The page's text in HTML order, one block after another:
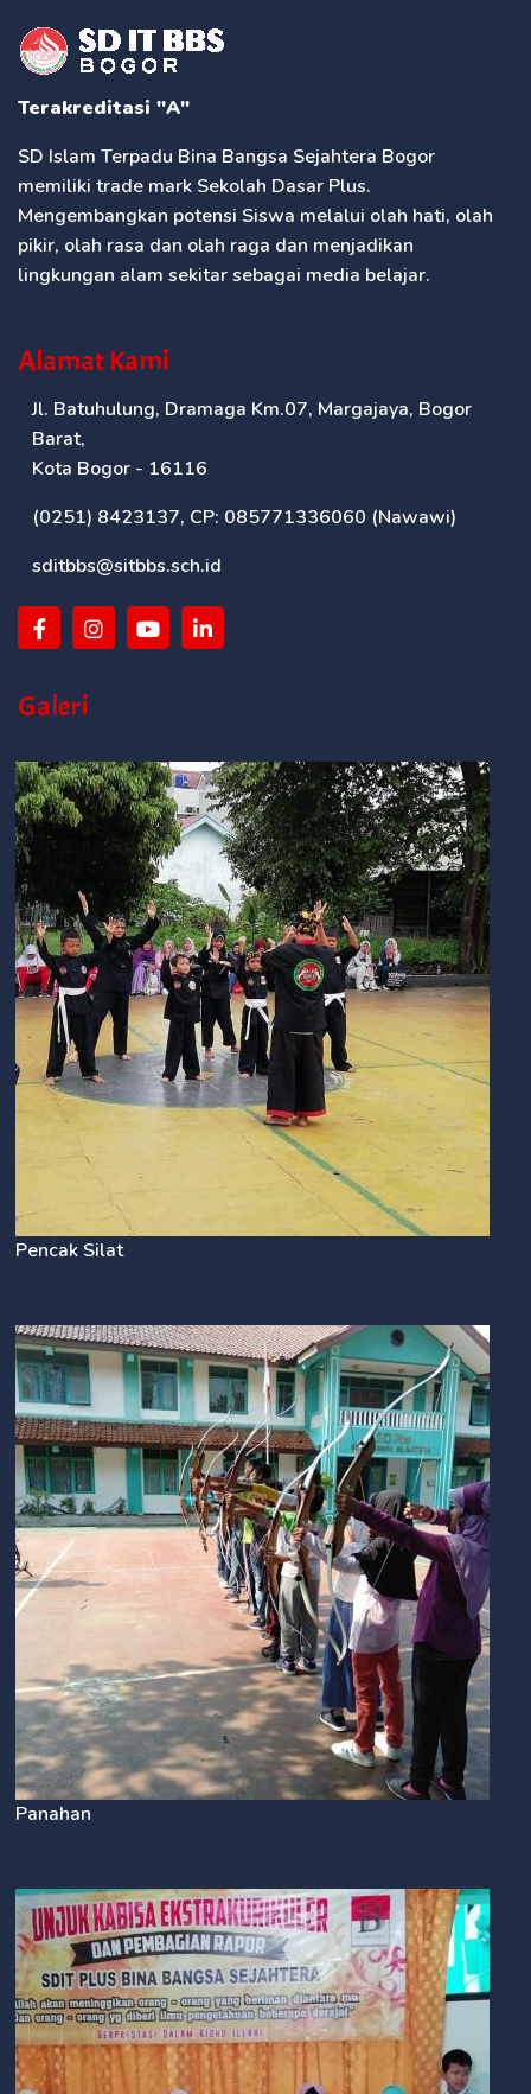
Terakreditasi "A"
SD Islam Terpadu Bina Bangsa Sejahtera Bogor
memiliki trade mark Sekolah Dasar Plus.
Mengembangkan potensi Siswa melalui olah hati, olah
pikir, olah rasa dan olah raga dan menjadikan
lingkungan alam sekitar sebagai media belajar.
Alamat Kami
Jl. Batuhulung, Dramaga Km.07, Margajaya, Bogor
Barat,
Kota Bogor - 16116
(0251) 8423137, CP: 085771336060 (Nawawi)
sditbbs@sitbbs.sch.id
Galeri
Pencak Silat
Panahan